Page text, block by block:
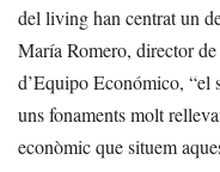
del living han centrat un
María Romero, director
d’Equipo Económico, “el
uns fonaments molt
econòmic que situem